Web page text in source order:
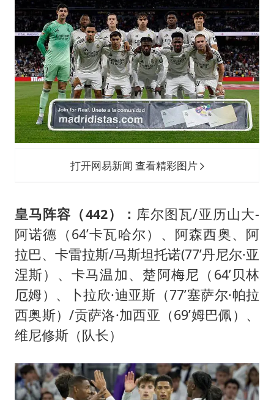
打开网易新闻 查看精彩图片
皇马阵容（442）： 库尔图瓦/亚历山大-
阿诺德（64’卡瓦哈尔）、阿森西奥、阿
拉巴、卡雷拉斯/马斯坦托诺(77’丹尼尔·亚
涅斯）、卡马温加、楚阿梅尼（64’贝林
厄姆）、卜拉欣·迪亚斯（77’塞萨尔·帕拉
西奥斯）/贡萨洛·加西亚（69’姆巴佩）、
维尼修斯（队长）